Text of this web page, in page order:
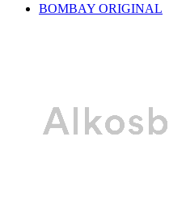
BOMBAY ORIGINAL